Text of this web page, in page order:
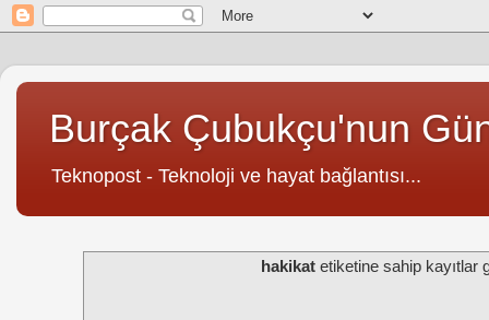
Burçak Çubukçu'nun
Teknopost - Teknoloji ve hayat bağlantısı...
hakikat etiketine sahip kayıtlar